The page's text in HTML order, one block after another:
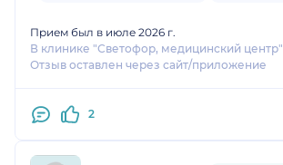
доволен.
Прием был в июле 2026 г.
В клинике "Светофор, медицинский центр"
Отзыв оставлен через сайт/приложение
2